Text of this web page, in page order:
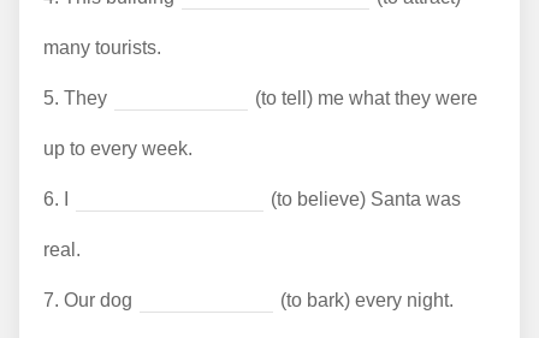
many tourists.
5. They (to tell) me what they were
up to every week.
6. (to believe) Santa was
real.
7. Our dog (to bark) every night.